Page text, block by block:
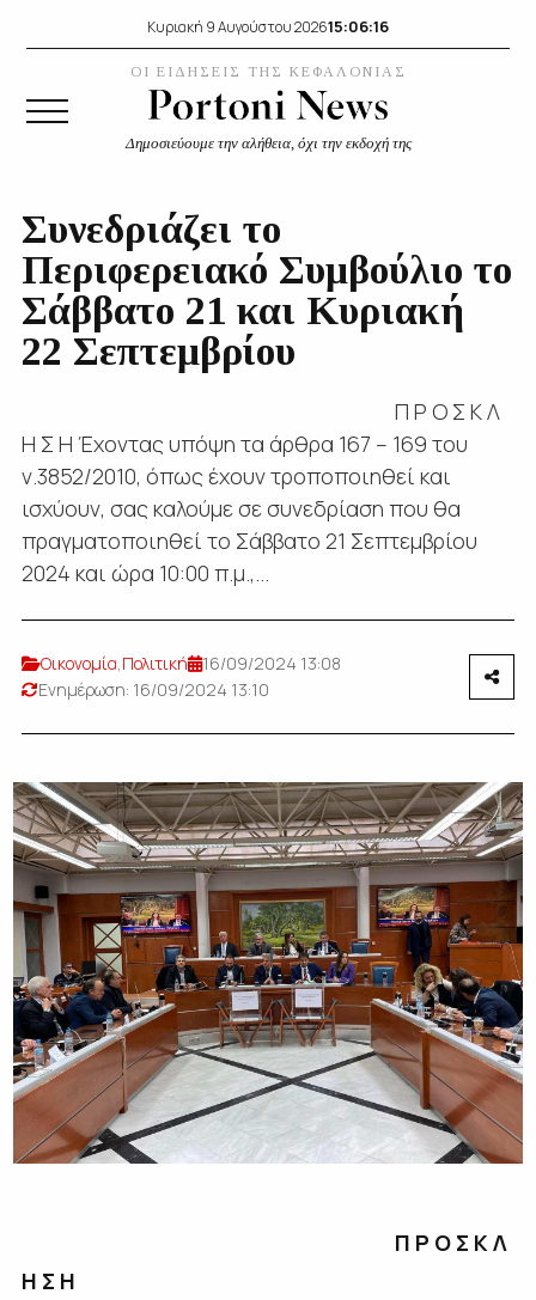
Κυριακή 9 Αυγούστου 202615:06:17
ΟΙ ΕΙΔΗΣΕΙΣ ΤΗΣ ΚΕΦΑΛΟΝΙΑΣ
Δημοσιεύουμε την αλήθεια, όχι την εκδοχή της
Συνεδριάζει το
Περιφερειακό Συμβούλιο το
Σάββατο 21 και Κυριακή
22 Σεπτεμβρίου
Π Ρ Ο Σ Κ Λ
Η Σ Η Έχοντας υπόψη τα άρθρα 167 – 169 του
ν.3852/2010, όπως έχουν τροποποιηθεί και
ισχύουν, σας καλούμε σε συνεδρίαση που θα
πραγματοποιηθεί το Σάββατο 21 Σεπτεμβρίου
2024 και ώρα 10:00 π.μ.,...
Οικονομία,Πολιτική
16/09/2024 13:08
Ενημέρωση: 16/09/2024 13:10
Π Ρ Ο Σ Κ Λ
Η Σ Η